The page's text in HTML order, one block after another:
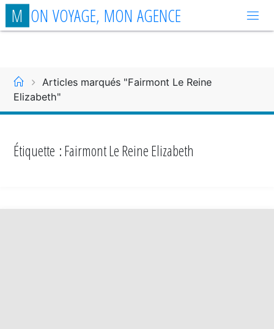
Aller
auM ON VOYAGE, MON AGENCE
AccueilArticles marqués "Fairmont Le Reine
Elizabeth"
Étiquette :Fairmont Le Reine Elizabeth